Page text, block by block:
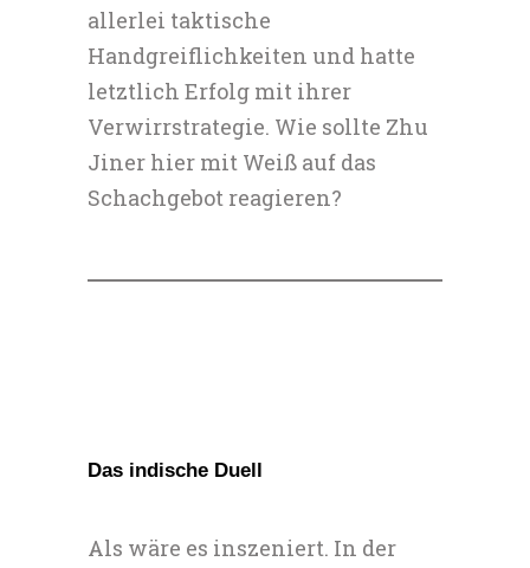
allerlei taktische
Handgreiflichkeiten und hatte
letztlich Erfolg mit ihrer
Verwirrstrategie. Wie sollte Zhu
Jiner hier mit Weiß auf das
Schachgebot reagieren?
Das indische Duell
Als wäre es inszeniert. In der